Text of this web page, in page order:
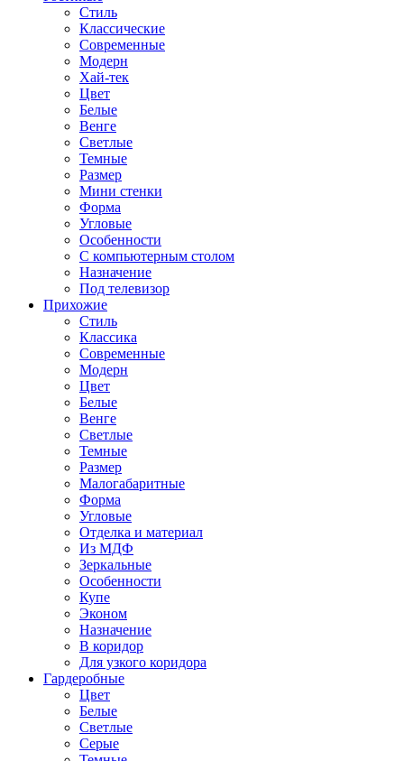
Стиль
Классические
Современные
Модерн
Хай-тек
Цвет
Белые
Венге
Светлые
Темные
Размер
Мини стенки
Форма
Угловые
Особенности
С компьютерным столом
Назначение
Под телевизор
Прихожие
Стиль
Классика
Современные
Модерн
Цвет
Белые
Венге
Светлые
Темные
Размер
Малогабаритные
Форма
Угловые
Отделка и материал
Из МДФ
Зеркальные
Особенности
Купе
Эконом
Назначение
В коридор
Для узкого коридора
Гардеробные
Цвет
Белые
Светлые
Серые